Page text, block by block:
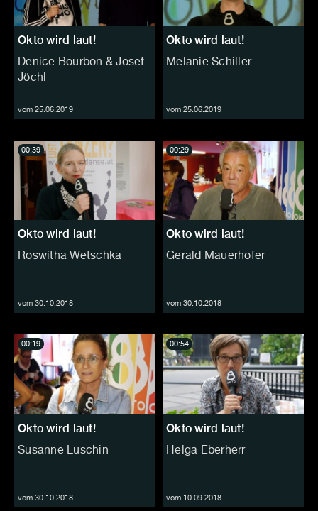
Okto wird laut!
Denice Bourbon & Josef
Jöchl
vom 25.06.2019
Okto wird laut!
Melanie Schiller
vom 25.06.2019
Okto wird laut!
Roswitha Wetschka
vom 30.10.2018
00:39
Okto wird laut!
Gerald Mauerhofer
vom 30.10.2018
00:29
Okto wird laut!
Susanne Luschin
vom 30.10.2018
00:19
Okto wird laut!
Helga Eberherr
vom 10.09.2018
00:54